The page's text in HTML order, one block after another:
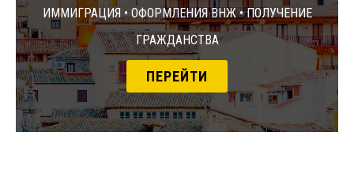
Иммиграция • Оформления ВНЖ • Получение
гражданства
ПЕРЕЙТИ